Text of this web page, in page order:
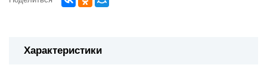
Характеристики